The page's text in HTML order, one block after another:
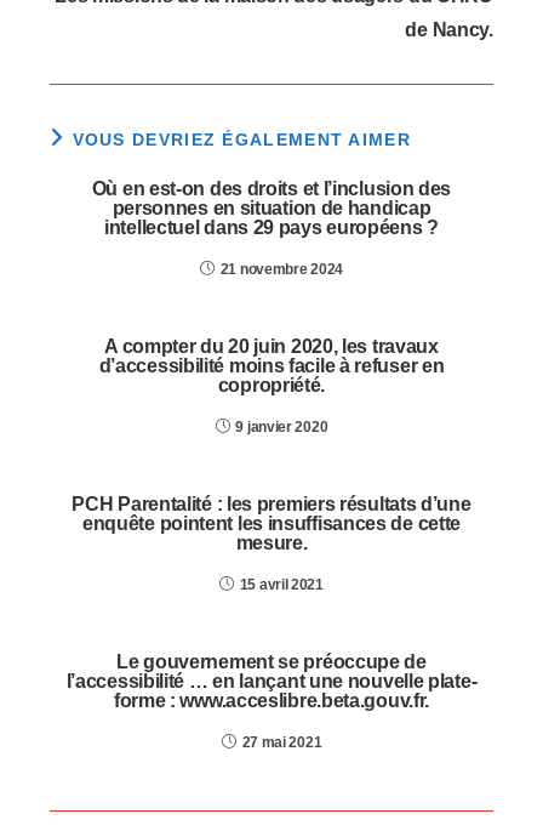
de Nancy.
VOUS DEVRIEZ ÉGALEMENT AIMER
Où en est-on des droits et l’inclusion des
personnes en situation de handicap
intellectuel dans 29 pays européens ?
21 novembre 2024
A compter du 20 juin 2020, les travaux
d’accessibilité moins facile à refuser en
copropriété.
9 janvier 2020
PCH Parentalité : les premiers résultats d’une
enquête pointent les insuffisances de cette
mesure.
15 avril 2021
Le gouvernement se préoccupe de
l’accessibilité … en lançant une nouvelle plate-
forme : www.acceslibre.beta.gouv.fr.
27 mai 2021